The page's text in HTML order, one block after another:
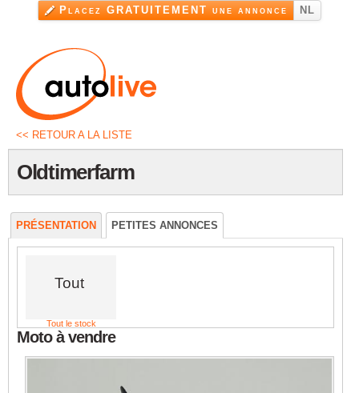
Aller au
contenu
principal
Placez GRATUITEMENT une annonce NL
<< RETOUR A LA LISTE
Oldtimerfarm
PRÉSENTATION PETITES ANNONCES
Tout
Tout le stock
Moto à vendre